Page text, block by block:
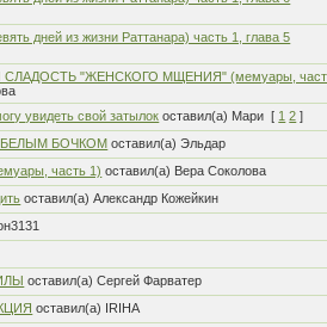
дней из жизни Раттанара) часть 1, глава 5
"ЖЕНСКОГО МЩЕНИЯ" (мемуары,
увидеть свой затылок оставил(а) Мари [ 1 2 ]
БЕЛЫМ БОЧКОМ оставил(а) Эльдар
часть 1) оставил(а) Вера Соколова
оставил(а) Александр Кожейкин
оставил(а) Сергей Фарватер
оставил(а) IRIHA